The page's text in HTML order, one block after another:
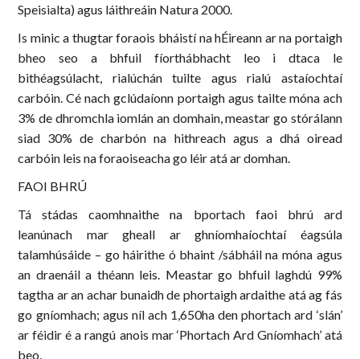
Speisialta) agus láithreáin Natura 2000.
Is minic a thugtar foraois bháistí na hÉireann ar na portaigh
bheo seo a bhfuil fíorthábhacht leo i dtaca le
bithéagsúlacht, rialúchán tuilte agus rialú astaíochtaí
carbóin. Cé nach gclúdaíonn portaigh agus tailte móna ach
3% de dhromchla iomlán an domhain, meastar go stórálann
siad 30% de charbón na hithreach agus a dhá oiread
carbóin leis na foraoiseacha go léir atá ar domhan.
FAOI BHRÚ
Tá stádas caomhnaithe na bportach faoi bhrú ard
leanúnach mar gheall ar ghníomhaíochtaí éagsúla
talamhúsáide – go háirithe ó bhaint /sábháil na móna agus
an draenáil a théann leis. Meastar go bhfuil laghdú 99%
tagtha ar an achar bunaidh de phortaigh ardaithe atá ag fás
go gníomhach; agus níl ach 1,650ha den phortach ard ‘slán’
ar féidir é a rangú anois mar ‘Phortach Ard Gníomhach’ atá
beo.